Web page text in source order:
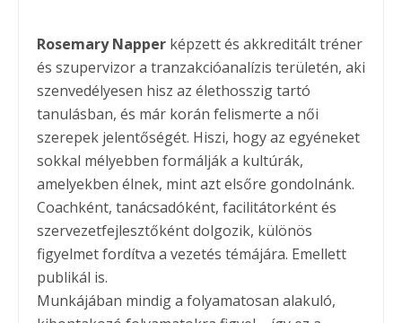
Rosemary Napper képzett és akkreditált tréner
és szupervizor a tranzakcióanalízis területén, aki
szenvedélyesen hisz az élethosszig tartó
tanulásban, és már korán felismerte a női
szerepek jelentőségét. Hiszi, hogy az egyéneket
sokkal mélyebben formálják a kultúrák,
amelyekben élnek, mint azt elsőre gondolnánk.
Coachként, tanácsadóként, facilitátorként és
szervezetfejlesztőként dolgozik, különös
figyelmet fordítva a vezetés témájára. Emellett
publikál is.
Munkájában mindig a folyamatosan alakuló,